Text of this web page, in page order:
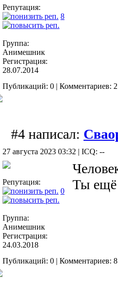
Репутация:
8
Группа:
Анимешник
Регистрация:
28.07.2014
Публикаций: 0 | Комментариев:
#4 написал:
27 августа 2023 03:32 | ICQ: --
Репутация:
0
Группа:
Анимешник
Регистрация:
24.03.2018
Ты ещё
Публикаций: 0 | Комментариев: